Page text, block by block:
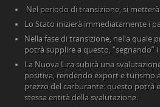
Nel periodo di transizione, si
Lo Stato inizierà immediatamente i
Nella fase di transizione, nella quale
potrà supplire a questo,
La Nuova Lira subirà una
positiva, rendendo export e turismo
prezzo del carburante: questo potrà
stessa entità della svalutazione.